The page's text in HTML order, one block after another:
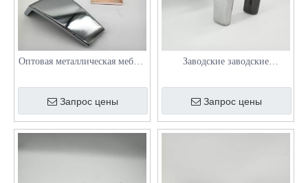
Оптовая металлическая мебель
Запрос цены
Заводские заводские
Запрос цены